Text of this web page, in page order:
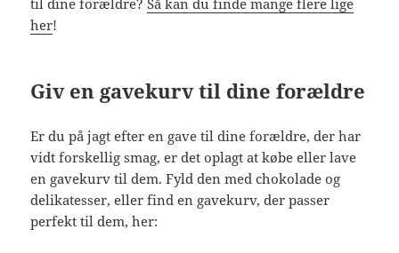
her!
Giv en gavekurv til dine forældre
Er du på jagt efter en gave til dine forældre, der har
vidt forskellig smag, er det oplagt at købe eller lave
en gavekurv til dem. Fyld den med chokolade og
delikatesser, eller find en gavekurv, der passer
perfekt til dem, her: